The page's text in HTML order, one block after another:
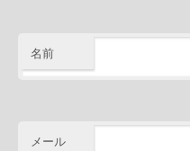
名前
メール